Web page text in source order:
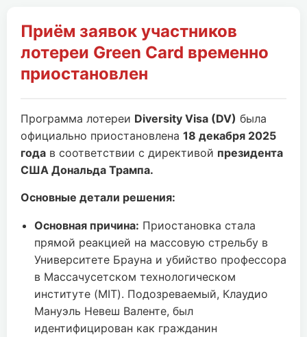
Приём заявок участников
лотереи Green Card временно
приостановлен
Программа лотереи Diversity Visa (DV) была
официально приостановлена 18 декабря 2025
года в соответствии с директивой президента
США Дональда Трампа.
Основные детали решения:
Основная причина: Приостановка стала
прямой реакцией на массовую стрельбу в
Университете Брауна и убийство профессора
в Массачусетском технологическом
институте (MIT). Подозреваемый, Клаудио
Мануэль Невеш Валенте, был
идентифицирован как гражданин